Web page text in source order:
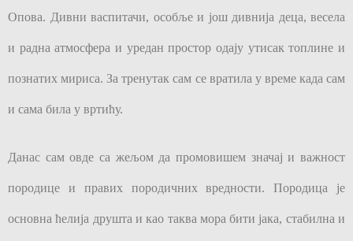
Опова. Дивни васпитачи, особље и још дивнија деца, весела
и радна атмосфера и уредан простор одају утисак топлине и
познатих мириса. За тренутак сам се вратила у време када сам
и сама била у вртићу.
Данас сам овде са жељом да промовишем значај и важност
породице и правих породичних вредности. Породица је
основна ћелија друшта и као таква мора бити јака, стабилна и